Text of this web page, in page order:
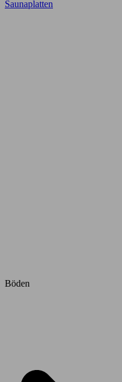
Saunaplatten
Böden